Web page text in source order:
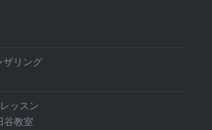
ザリング
ッスン
谷教室